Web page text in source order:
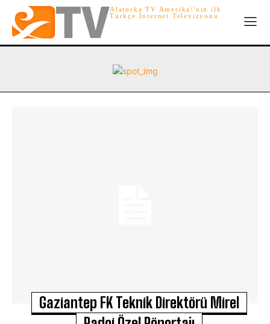
Alaturka TV Amerika\'nın ilk
Türkçe İnternet Televizyonu
Gaziantep FK Teknik Direktörü Mirel